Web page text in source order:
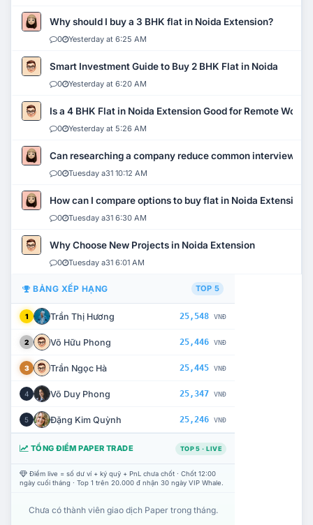
Why should I buy a 3 BHK flat in Noida Extension?
0 Yesterday at 6:25 AM
Smart Investment Guide to Buy 2 BHK Flat in Noida
0 Yesterday at 6:20 AM
Is a 4 BHK Flat in Noida Extension Good for Remote Work?
0 Yesterday at 5:26 AM
Can researching a company reduce common interview
0 Tuesday a31 10:12 AM
How can I compare options to buy flat in Noida Extension?
0 Tuesday a31 6:30 AM
Why Choose New Projects in Noida Extension
0 Tuesday a31 6:01 AM
BẢNG XẾP HẠNG TOP 5
1 Trần Thị Hương 25,548 VNĐ
2 Võ Hữu Phong 25,446 VNĐ
3 Trần Ngọc Hà 25,445 VNĐ
4 Võ Duy Phong 25,347 VNĐ
5 Đặng Kim Quỳnh 25,246 VNĐ
TỔNG ĐIỂM PAPER TRADE TOP 5 · LIVE
Điểm live = số dư ví + ký quỹ + PnL chưa chốt · Chốt 12:00
ngày cuối tháng · Top 1 trên 20.000 đ nhận 30 ngày VIP Whale.
Chưa có thành viên giao dịch Paper trong tháng.